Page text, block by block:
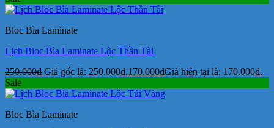
Bloc Bìa Laminate
Lịch Bloc Bìa Laminate Lộc Thần Tài
250.000₫ Giá gốc là: 250.000₫.170.000₫Giá hiện tại là: 170.000₫.
Sale
Bloc Bìa Laminate